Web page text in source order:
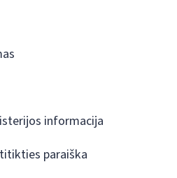
informacija
paraiška